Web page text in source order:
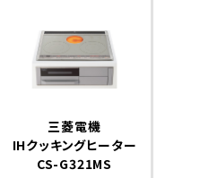
三菱電機
IHクッキングヒーター
CS-G321MS